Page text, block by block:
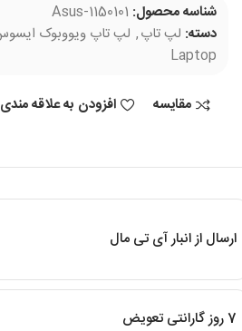
شناسه محصول: Asus-1150101
دسته: لپ تاپ,
Laptop
مقایسه افزودن به علاقه مندی
ارسال از انبار آی تی مال
7 روز گارانتی تعویض